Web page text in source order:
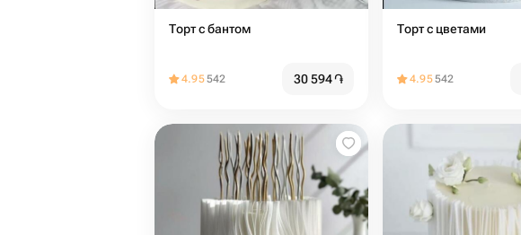
Торт с бантом
4.95542 30 594֏
Торт с цветами
4.95542